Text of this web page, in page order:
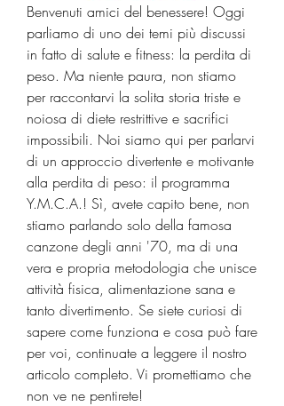
Benvenuti amici del benessere! Oggi
parliamo di uno dei temi più discussi
in fatto di salute e fitness: la perdita di
peso. Ma niente paura, non stiamo
per raccontarvi la solita storia triste e
noiosa di diete restrittive e sacrifici
impossibili. Noi siamo qui per parlarvi
di un approccio divertente e motivante
alla perdita di peso: il programma
Y.M.C.A.! Sì, avete capito bene, non
stiamo parlando solo della famosa
canzone degli anni '70, ma di una
vera e propria metodologia che unisce
attività fisica, alimentazione sana e
tanto divertimento. Se siete curiosi di
sapere come funziona e cosa può fare
per voi, continuate a leggere il nostro
articolo completo. Vi promettiamo che
non ve ne pentirete!